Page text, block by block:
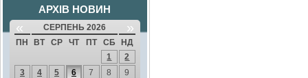
АРХІВ НОВИН
« СЕРПЕНЬ 2026 »
ПН ВТ СР ЧТ ПТ СБ
НД
1
2
3
4 5 6 7 8
9